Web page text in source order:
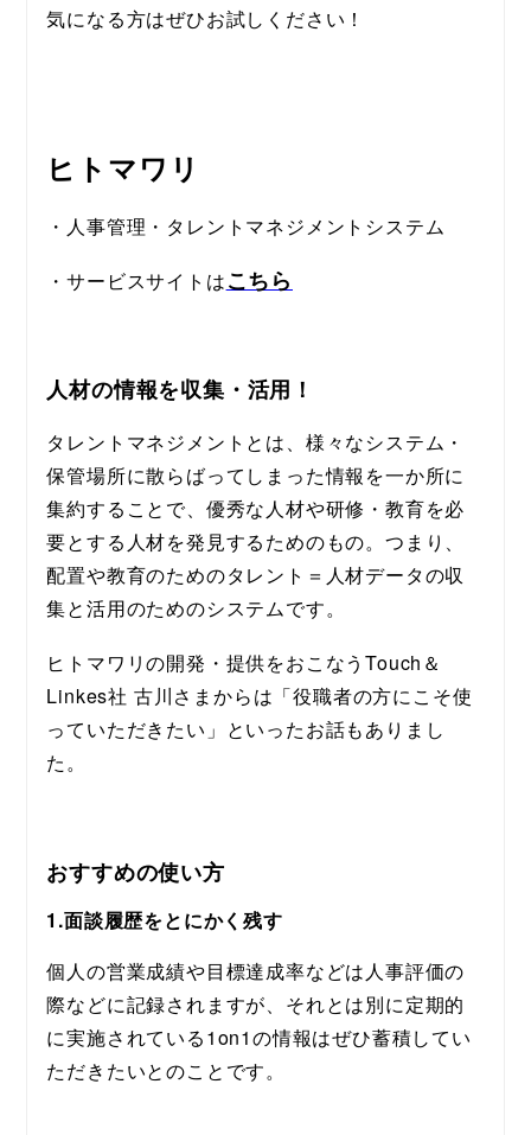
気になる方はぜひお試しください！
ヒトマワリ
・人事管理・タレントマネジメントシステム
・サービスサイトはこちら
人材の情報を収集・活用！
タレントマネジメントとは、様々なシステム・
保管場所に散らばってしまった情報を一か所に
集約することで、優秀な人材や研修・教育を必
要とする人材を発見するためのもの。つまり、
配置や教育のためのタレント＝人材データの収
集と活用のためのシステムです。
ヒトマワリの開発・提供をおこなうTouch＆
Linkes社 古川さまからは「役職者の方にこそ使
っていただきたい」といったお話もありまし
た。
おすすめの使い方
1.面談履歴をとにかく残す
個人の営業成績や目標達成率などは人事評価の
際などに記録されますが、それとは別に定期的
に実施されている1on1の情報はぜひ蓄積してい
ただきたいとのことです。